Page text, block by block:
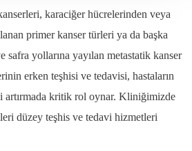
karaciğer hücrelerinden veya
primer kanser türleri ya da başka
safra yollarına yayılan metastatik kanser
erken teşhisi ve tedavisi, hastaların
artırmada kritik rol oynar. Kliniğimizde
düzey teşhis ve tedavi hizmetleri